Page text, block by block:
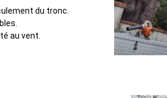
du tronc.
au vent.